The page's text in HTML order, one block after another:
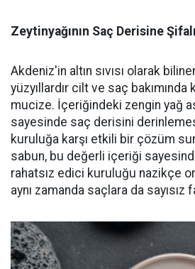
Zeytinyağının Saç Derisine
Akdeniz'in altın sıvısı olarak
yüzyıllardır cilt ve saç bakımında
mucize. İçeriğindeki zengin yağ
sayesinde saç derisini
kuruluğa karşı etkili bir çözüm
sabun, bu değerli içeriği
rahatsız edici kuruluğu nazikçe
aynı zamanda saçlara da sayısız